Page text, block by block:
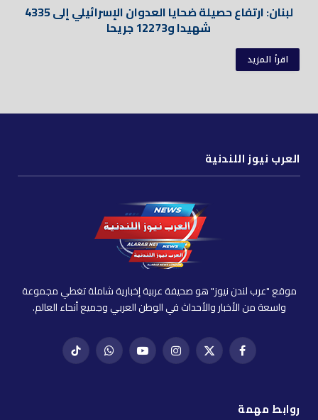
لبنان: ارتفاع حصيلة ضحايا العدوان الإسرائيلي إلى 4335
شهيدا و12273 جريحا
اقرأ المزيد
العرب نيوز اللندنية
موقع "عرب لندن نيوز" هو صحيفة عربية إخبارية شاملة تغطي مجموعة
واسعة من الأخبار والأحداث في الوطن العربي وجميع أنحاء العالم.
فيسبوكX
إنستغراميوتيوب واتساب تيك
روابط مهمة